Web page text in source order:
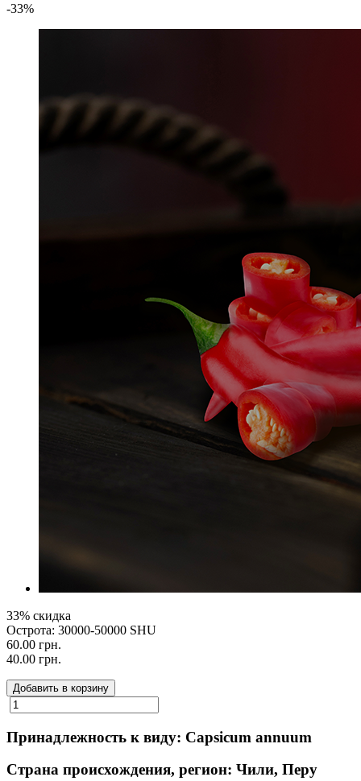
-33%
33% скидка
Острота: 30000-50000 SHU
60.00 грн.
40.00 грн.
Добавить в корзину
Принадлежность к виду: Capsicum annuum
Страна происхождения, регион: Чили, Перу